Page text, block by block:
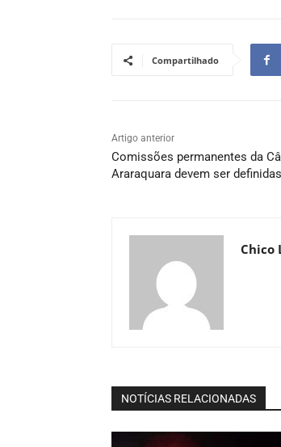
Compartilhado
Artigo anterior
Comissões permanentes da
Araraquara devem ser
Chico
NOTÍCIAS RELACIONADAS